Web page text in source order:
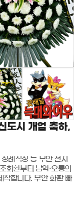
도시 개업 축하,
례식장 등 무안 전지
화환부터 남악·오룡의
작합니다. 무안 화환 빠